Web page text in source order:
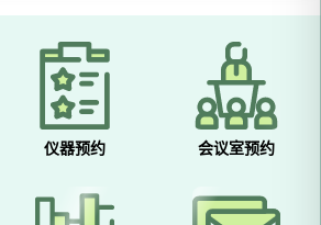
仪器预约 会议室预约